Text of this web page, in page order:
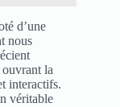
d’une
nous
la
interactifs.
véritable